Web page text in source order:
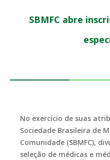
SBMFC abre
No exercício de suas
Sociedade Brasileira de
Comunidade (SBMFC),
seleção de médicas e